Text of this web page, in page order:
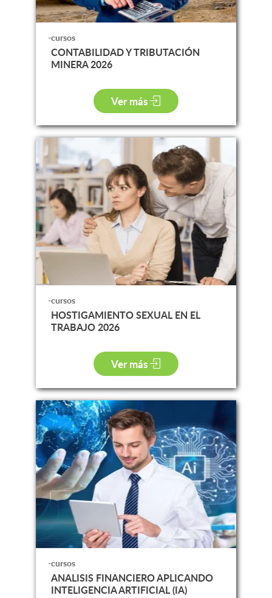
-cursos
CONTABILIDAD Y TRIBUTACIÓN
MINERA 2026
Ver más
-cursos
HOSTIGAMIENTO SEXUAL EN EL
TRABAJO 2026
Ver más
-cursos
ANALISIS FINANCIERO APLICANDO
INTELIGENCIA ARTIFICIAL (IA)